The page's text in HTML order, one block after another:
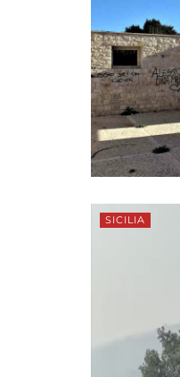
SICILIA